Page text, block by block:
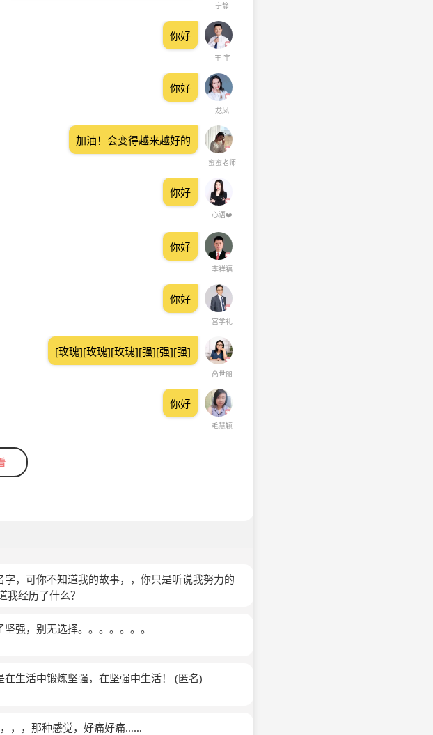
宁静
王 宇
你好
龙凤
你好
蜜蜜老师
加油！会变得越来越好的
心语❤️
你好
李祥福
你好
宫学礼
你好
高世丽
[玫瑰][玫瑰][玫瑰][强][强][强]
毛慧颖
你好
，可你不知道我的故事，，你只是听说我努力的
经历了什么？
强，别无选择。。。。。。。
生活中锻炼坚强，在坚强中生活！ (匿名)
，，那种感觉，好痛好痛……